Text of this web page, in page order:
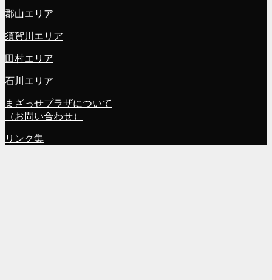
郡山エリア
須賀川エリア
田村エリア
石川エリア
まざっせプラザについて
（お問い合わせ）
リンク集